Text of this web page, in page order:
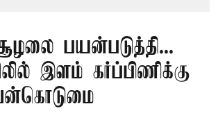
பயன்படுத்தி...
இளம் கர்ப்பிணிக்கு